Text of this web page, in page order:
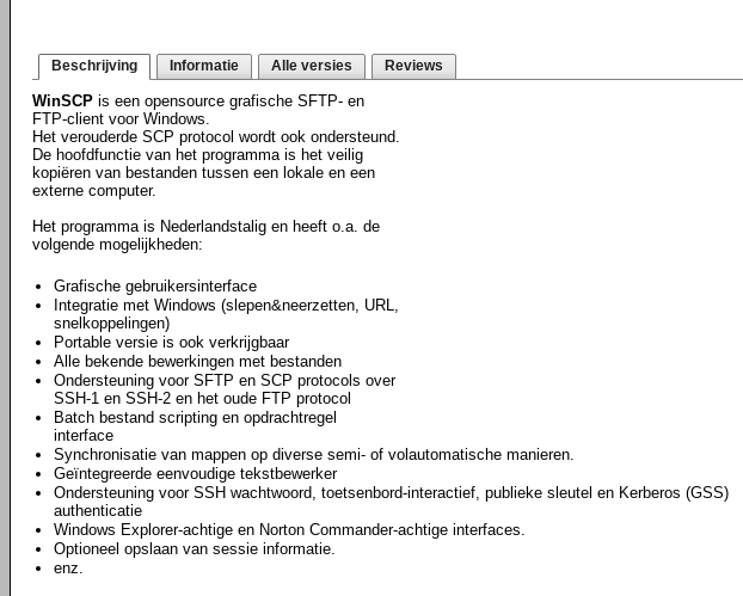
Beschrijving Informatie Alle versies Reviews
WinSCP is een opensource grafische SFTP- en
FTP-client voor Windows.
Het verouderde SCP protocol wordt ook ondersteund.
De hoofdfunctie van het programma is het veilig
kopiëren van bestanden tussen een lokale en een
externe computer.
Het programma is Nederlandstalig en heeft o.a. de
volgende mogelijkheden:
Grafische gebruikersinterface
Integratie met Windows (slepen&neerzetten, URL,
snelkoppelingen)
Portable versie is ook verkrijgbaar
Alle bekende bewerkingen met bestanden
Ondersteuning voor SFTP en SCP protocols over
SSH-1 en SSH-2 en het oude FTP protocol
Batch bestand scripting en opdrachtregel
interface
Synchronisatie van mappen op diverse semi- of volautomatische manieren.
Geïntegreerde eenvoudige tekstbewerker
Ondersteuning voor SSH wachtwoord, toetsenbord-interactief, publieke sleutel en Kerberos (GSS)
authenticatie
Windows Explorer-achtige en Norton Commander-achtige interfaces.
Optioneel opslaan van sessie informatie.
enz.